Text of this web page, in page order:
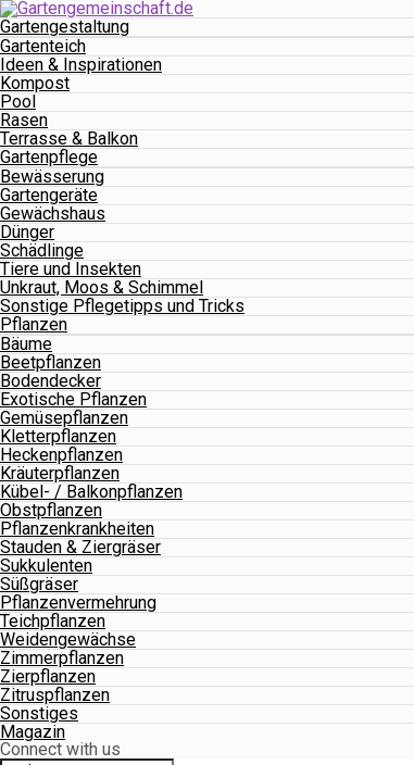
Gartengestaltung
Gartenteich
Ideen & Inspirationen
Kompost
Pool
Rasen
Terrasse & Balkon
Gartenpflege
Bewässerung
Gartengeräte
Gewächshaus
Dünger
Schädlinge
Tiere und Insekten
Unkraut, Moos & Schimmel
Sonstige Pflegetipps und Tricks
Pflanzen
Bäume
Beetpflanzen
Bodendecker
Exotische Pflanzen
Gemüsepflanzen
Kletterpflanzen
Heckenpflanzen
Kräuterpflanzen
Kübel- / Balkonpflanzen
Obstpflanzen
Pflanzenkrankheiten
Stauden & Ziergräser
Sukkulenten
Süßgräser
Pflanzenvermehrung
Teichpflanzen
Weidengewächse
Zimmerpflanzen
Zierpflanzen
Zitruspflanzen
Sonstiges
Magazin
Connect with us